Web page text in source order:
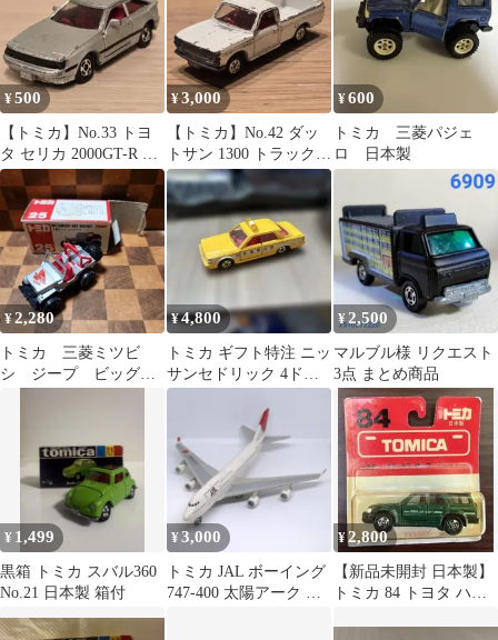
¥500
【トミカ】No.33 トヨ
タ セリカ 2000GT-R 乗
用車セット 日本製
¥3,000
【トミカ】No.42 ダッ
トサン 1300 トラック
1Eホイール 日本製
¥600
トミカ 三菱パジェ
ロ 日本製
¥2,280
トミカ 三菱ミツビ
シ ジープ ビッグフ
¥4,800
トミカ ギフト特注 ニッ
サンセドリック 4ドア
ハードトップ 日本道
路公団 日本製
¥ 2,500
マルブル様 リクエスト
3点 まとめ商品
¥ 1,499
黒箱 トミカ スバル360
No.21 日本製 箱付
¥3,000
トミカ JAL ボーイング
747-400 太陽アーク 飛
¥2,800
【新品未開封 日本製】
トミカ 84 トヨタ ハイ